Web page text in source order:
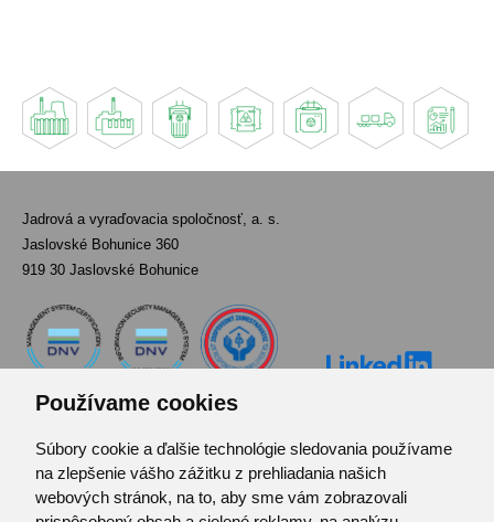
Používame cookies
Súbory cookie a ďalšie technológie sledovania používame
na zlepšenie vášho zážitku z prehliadania našich
webových stránok, na to, aby sme vám zobrazovali
Jadrová a vyraďovacia spoločnosť, a. s.
Jaslovské Bohunice 360
919 30 Jaslovské Bohunice
Kontakt
Pozvánka do infocentra
Zoznam použitých skratiek